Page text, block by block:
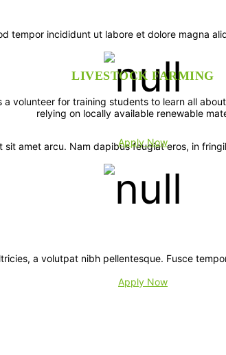
tempor incididunt ut labore et dolore magna
amet arcu. Nam dapibus feugiat eros, in
a volutpat nibh pellentesque. Fusce
Apply Now
LIVESTOCK FARMING
volunteer for training students to learn all
relying on locally available renewable
Apply Now